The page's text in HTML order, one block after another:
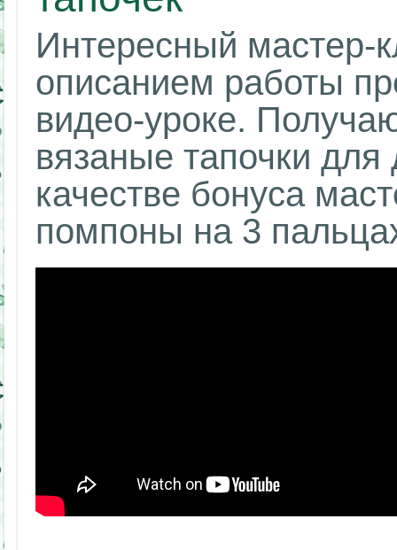
Интересный мастер-
описанием работы
видео-уроке.
вязаные тапочки для
качестве бонуса
помпоны на 3